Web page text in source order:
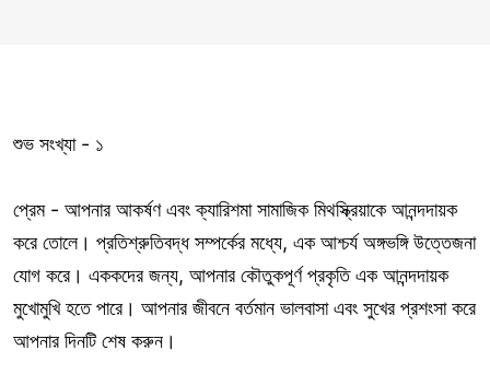
শুভ সংখ্যা - ১
প্রেম - আপনার আকর্ষণ এবং ক্যারিশমা সামাজিক মিথস্ক্রিয়াকে আনন্দদায়ক
করে তোলে। প্রতিশ্রুতিবদ্ধ সম্পর্কের মধ্যে, এক আশ্চর্য অঙ্গভঙ্গি উত্তেজনা
যোগ করে। এককদের জন্য, আপনার কৌতুকপূর্ণ প্রকৃতি এক আনন্দদায়ক
মুখোমুখি হতে পারে। আপনার জীবনে বর্তমান ভালবাসা এবং সুখের প্রশংসা করে
আপনার দিনটি শেষ করুন।